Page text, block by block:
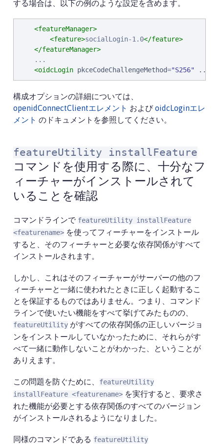
する場合は、以下の例のような設定を含めます。
<featureManager>
<feature>socialLogin-1.0</feature>
</featureManager>
    ...
<oidcLogin pkceCodeChallengeMethod="S256" ...
構成オプションの詳細については、
openidConnectClientエレメント およびoidcLoginエレ
メント のドキュメントを参照してください。
featureUtility installFeature
コマンドを使用する際に、十分なフ
ィーチャーがインストールされて
いることを確認
コマンドラインで featureUtility installFeature
<featurename> を使ってフィーチャーをインストール
すると、そのフィーチャーと必要な依存関係がすべて
インストールされます。
しかし、これはそのフィーチャーがサーバーの他のフ
ィーチャーと一緒に使われたときに正しく起動するこ
とを保証するものではありません。つまり、コマンド
ラインで使いたい機能をすべて挙げてみたものの、
featureUtility がすべての依存関係の正しいバージョ
ンをインストールしていなかったために、それらがす
べて一緒に動作しないことがわかった、ということが
ありえます。
この問題を防ぐために、
featureUtility
installFeature <featurename> を実行すると、要求さ
れた機能が必要とする依存関係のすべてのバージョン
がインストールされるようになりました。
同様のコマンドである featureUtility